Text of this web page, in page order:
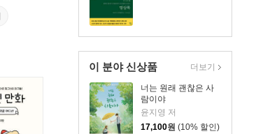
이 분야 신상품
너는 원래 괜찮은 사
람이야
윤지영 저
17,100원 (10% 할인)
더보기